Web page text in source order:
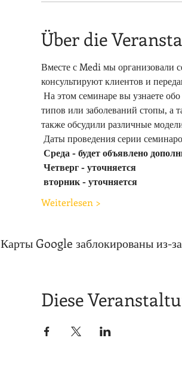
Über die
Вместе с Medi мы организовали
консультируют клиентов и
типов или заболеваний стопы, а
также обсудили различные
Даты проведения серии
Среда - будет объявлено
Четверг - уточняется
вторник - уточняется
Weiterlesen >
Карты Google заблокированы из-
Diese